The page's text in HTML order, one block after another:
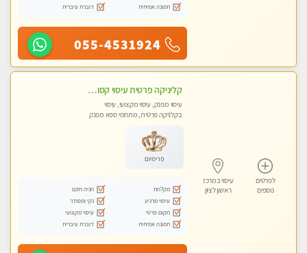
תמונה אמיתית
דוברת עיברית
055-4531924
לפרטים
נוספים
עיסוי במרכז
ראשון לציון
קליניקה פרטית עיסוי קסום איכותי ומרגיע מידי זהב עיסוי שבדי קלאסי ורפלקסולוגיה שרות מקצועי טל-052-4818650
עיסוי מפנק, עיסוי מקצועי, עיסוי
בקלניקה פרטית, מתחמי ספא מפנק
פרימיום
מקלחת
חניה חינם
עיסוי מרגיע
נקי ומסודר
מקום פרטי
עיסוי מקצועי
תמונה אמיתית
דוברת עיברית